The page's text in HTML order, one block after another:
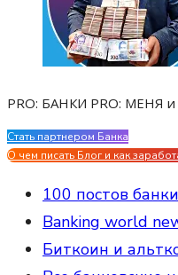
PRO: БАНКИ PRO: МЕНЯ
Стать партнером Банка
О чем писать Блог и как
100 постов
Banking world
Биткоин и